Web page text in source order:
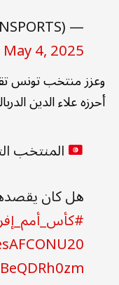
— beIN SPORTS (@beINSPORTS)
May 4, 2025
أحرزه علاء الدين
المنتخب
هل كان